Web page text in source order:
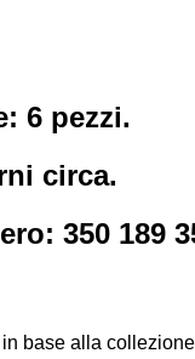
6 pezzi.
circa.
350 189
base alla